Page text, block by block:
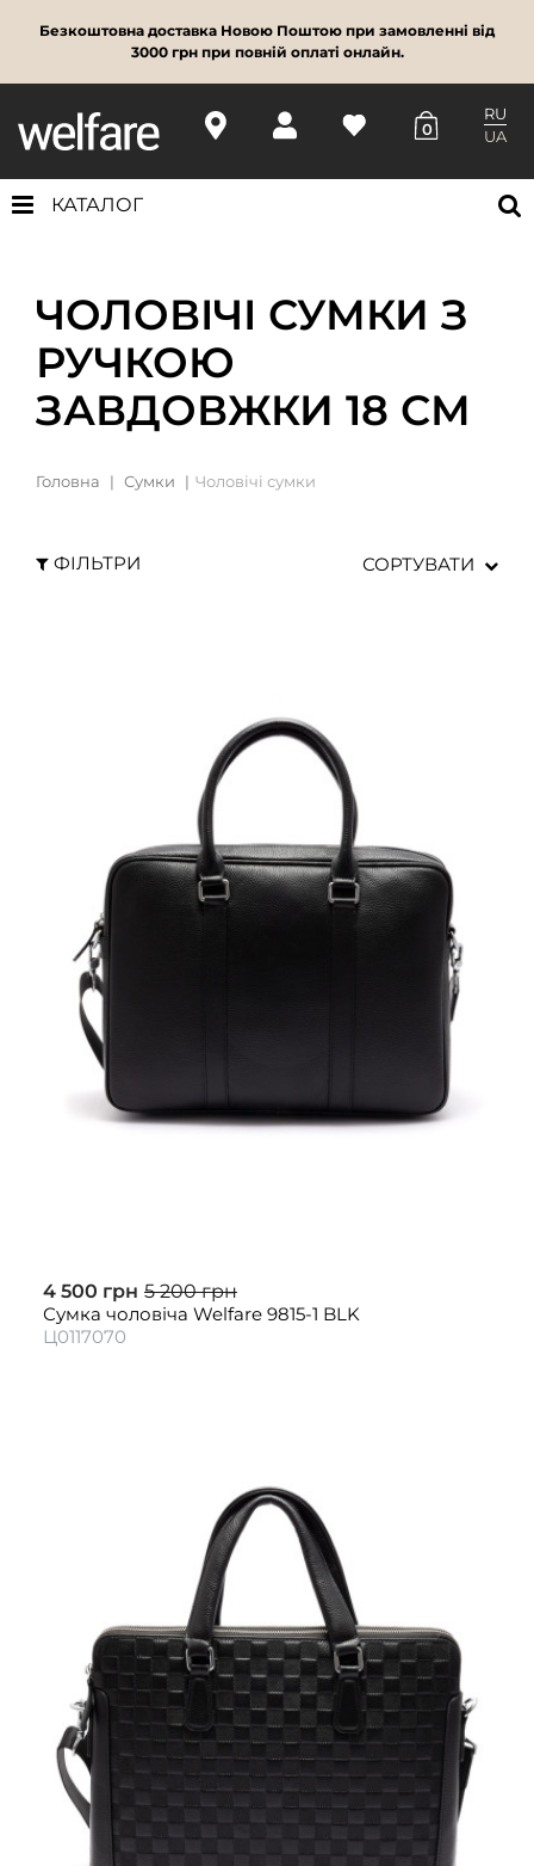
Безкоштовна доставка Новою Поштою при замовленні від
3000 грн при повній оплаті онлайн.
0
RU
UA
КАТАЛОГ
ЧОЛОВІЧІ СУМКИ З
РУЧКОЮ
ЗАВДОВЖКИ 18 СМ
Головна Сумки Чоловічі сумки
ФІЛЬТРИ СОРТУВАТИ
4 500 грн 5 200 грн
Сумка чоловіча Welfare 9815-1 BLK
Ц0117070